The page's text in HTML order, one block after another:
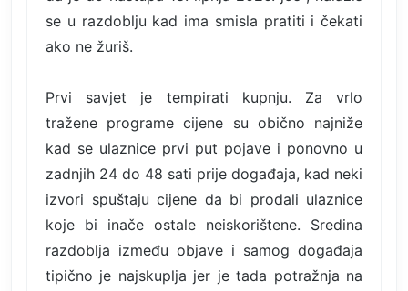
se u razdoblju kad ima smisla pratiti i čekati
ako ne žuriš.
Prvi savjet je tempirati kupnju. Za vrlo
tražene programe cijene su obično najniže
kad se ulaznice prvi put pojave i ponovno u
zadnjih 24 do 48 sati prije događaja, kad neki
izvori spuštaju cijene da bi prodali ulaznice
koje bi inače ostale neiskorištene. Sredina
razdoblja između objave i samog događaja
tipično je najskuplja jer je tada potražnja na